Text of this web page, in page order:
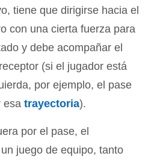
tiene que dirigirse hacia el
con una cierta fuerza para
y debe acompañar el
(si el jugador está
por ejemplo, el pase
esa trayectoria).
por el pase, el
juego de equipo, tanto